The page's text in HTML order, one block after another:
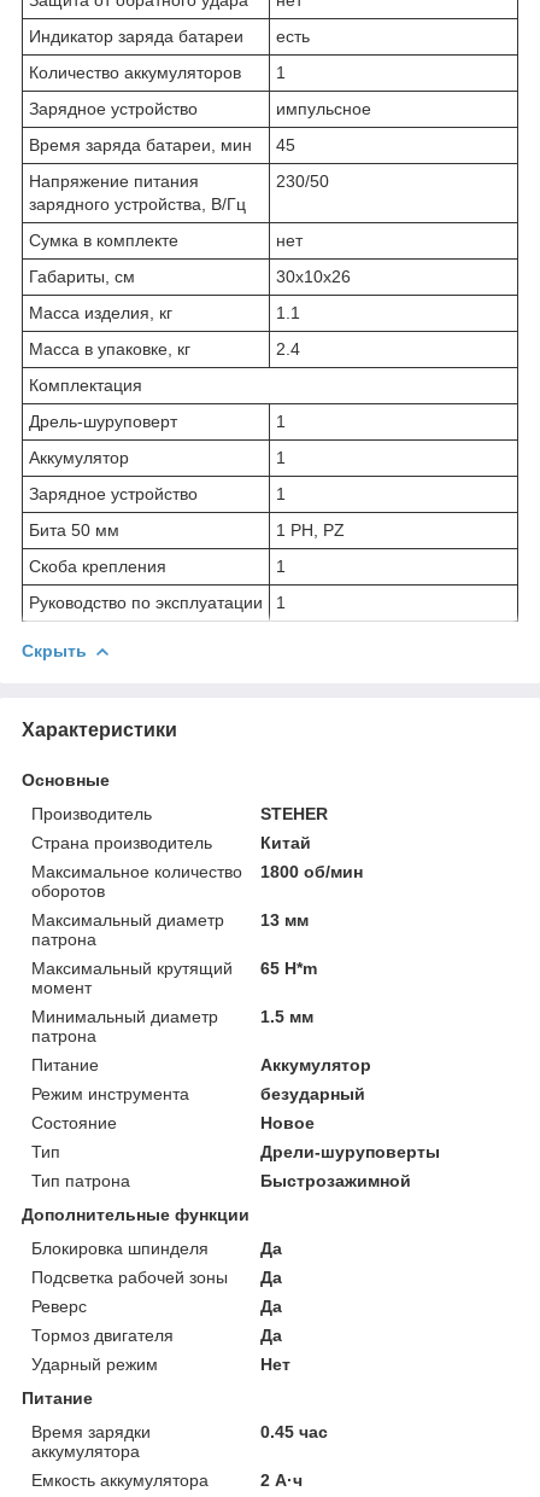
Индикатор заряда батареи
есть
Количество аккумуляторов
1
Зарядное устройство
им­пульс­ное
Время заряда батареи, мин
45
Напряжение питания
зарядного устройства, В/Гц
230/50
Сумка в комплекте
нет
Габариты, см
30x10x26
Масса изделия, кг
1.1
Масса в упаковке, кг
2.4
Комплектация
Дрель-шуруповерт
1
Аккумулятор
1
Зарядное устройство
1
Бита 50 мм
1 PH, PZ
Скоба крепления
1
Руководство по эксплуатации
1
Скрыть
Характеристики
Основные
Производитель
STEHER
Страна производитель
Китай
Максимальное количество
оборотов
1800 об/мин
Максимальный диаметр
патрона
13 мм
Максимальный крутящий
момент
65 H*m
Минимальный диаметр
патрона
1.5 мм
Питание
Аккумулятор
Режим инструмента
безударный
Состояние
Новое
Тип
Дрели-шуруповерты
Тип патрона
Быстрозажимной
Дополнительные функции
Блокировка шпинделя
Да
Подсветка рабочей зоны
Да
Реверс
Да
Тормоз двигателя
Да
Ударный режим
Нет
Питание
Время зарядки
аккумулятора
0.45 час
Емкость аккумулятора
2 А·ч